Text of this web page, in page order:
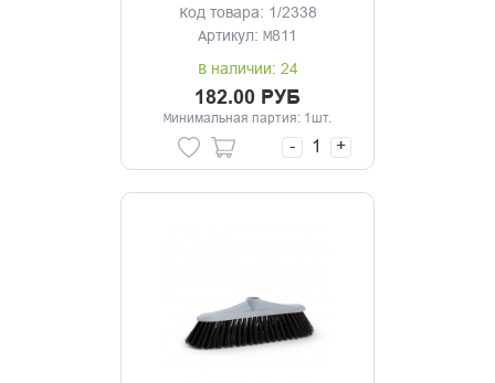
Код товара: 1/2338
Артикул: М811
В наличии: 24
182.00 РУБ
Минимальная партия: 1шт.
- +